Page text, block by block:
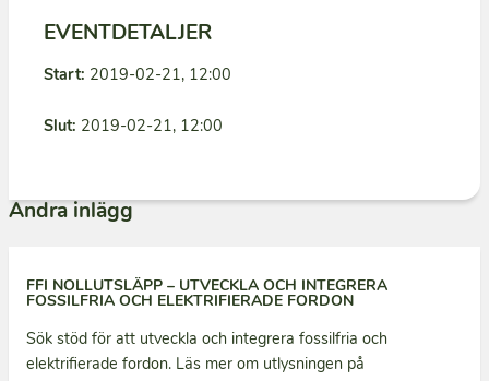
EVENTDETALJER
Start: 2019-02-21, 12:00
Slut: 2019-02-21, 12:00
Andra inlägg
FFI NOLLUTSLÄPP – UTVECKLA OCH INTEGRERA
FOSSILFRIA OCH ELEKTRIFIERADE FORDON
Sök stöd för att utveckla och integrera fossilfria och
elektrifierade fordon. Läs mer om utlysningen på